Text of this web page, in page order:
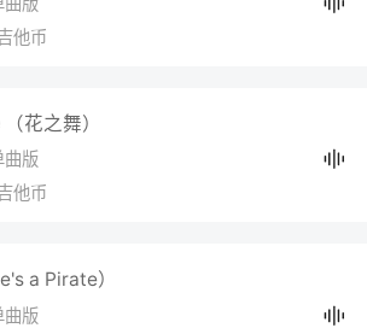
他币
（花之舞）
曲版
他币
a Pirate）
曲版